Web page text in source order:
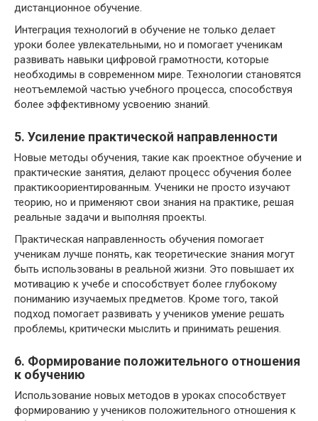
дистанционное обучение.
Интеграция технологий в обучение не только делает
уроки более увлекательными, но и помогает ученикам
развивать навыки цифровой грамотности, которые
необходимы в современном мире. Технологии становятся
неотъемлемой частью учебного процесса, способствуя
более эффективному усвоению знаний.
5. Усиление практической направленности
Новые методы обучения, такие как проектное обучение и
практические занятия, делают процесс обучения более
практикоориентированным. Ученики не просто изучают
теорию, но и применяют свои знания на практике, решая
реальные задачи и выполняя проекты.
Практическая направленность обучения помогает
ученикам лучше понять, как теоретические знания могут
быть использованы в реальной жизни. Это повышает их
мотивацию к учебе и способствует более глубокому
пониманию изучаемых предметов. Кроме того, такой
подход помогает развивать у учеников умение решать
проблемы, критически мыслить и принимать решения.
6. Формирование положительного отношения
к обучению
Использование новых методов в уроках способствует
формированию у учеников положительного отношения к